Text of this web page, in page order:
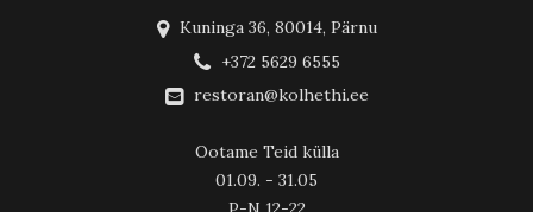
Kuninga 36, 80014, Pärnu
+372 5629 6555
restoran@kolhethi.ee
Ootame Teid külla
01.09. - 31.05